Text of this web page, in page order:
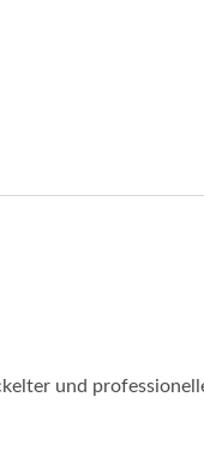
und